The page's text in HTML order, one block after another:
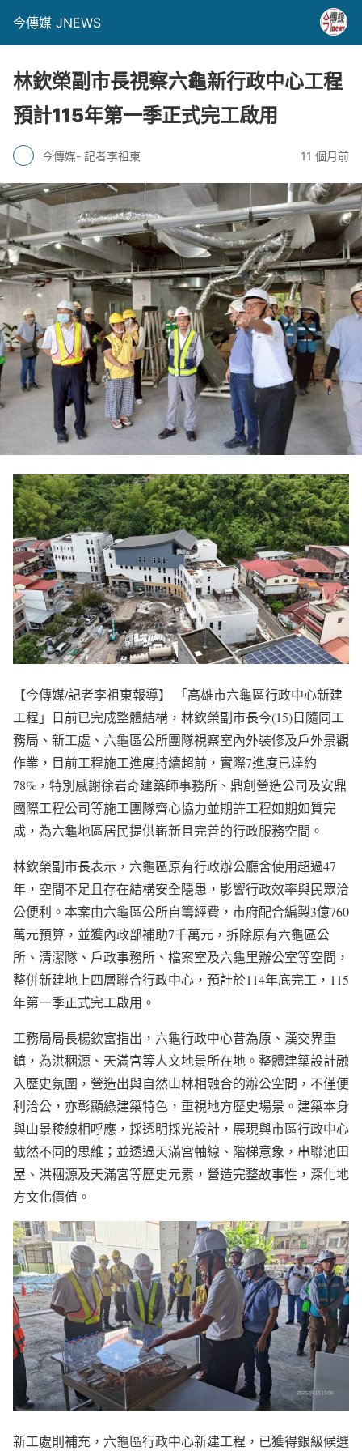
今傳媒 JNEWS
林欽榮副市長視察六龜新行政中心工程
預計115年第一季正式完工啟用
今傳媒- 記者李祖東 11 個月前
【今傳媒/記者李祖東報導】 「高雄市六龜區行政中心新建
工程」日前已完成整體結構，林欽榮副市長今(15)日隨同工
務局、新工處、六龜區公所團隊視察室內外裝修及戶外景觀
作業，目前工程施工進度持續超前，實際7進度已達約
78%，特別感謝徐岩奇建築師事務所、鼎創營造公司及安鼎
國際工程公司等施工團隊齊心協力並期許工程如期如質完
成，為六龜地區居民提供嶄新且完善的行政服務空間。
林欽榮副市長表示，六龜區原有行政辦公廳舍使用超過47
年，空間不足且存在結構安全隱患，影響行政效率與民眾洽
公便利。本案由六龜區公所自籌經費，市府配合編製3億760
萬元預算，並獲內政部補助7千萬元，拆除原有六龜區公
所、清潔隊、戶政事務所、檔案室及六龜里辦公室等空間，
整併新建地上四層聯合行政中心，預計於114年底完工，115
年第一季正式完工啟用。
工務局局長楊欽富指出，六龜行政中心昔為原、漢交界重
鎮，為洪稇源、天滿宮等人文地景所在地。整體建築設計融
入歷史氛圍，營造出與自然山林相融合的辦公空間，不僅便
利洽公，亦彰顯綠建築特色，重視地方歷史場景。建築本身
與山景稜線相呼應，採透明採光設計，展現與市區行政中心
截然不同的思維；並透過天滿宮軸線、階梯意象，串聯池田
屋、洪稇源及天滿宮等歷史元素，營造完整故事性，深化地
方文化價值。
新工處則補充，六龜區行政中心新建工程，已獲得銀級候選